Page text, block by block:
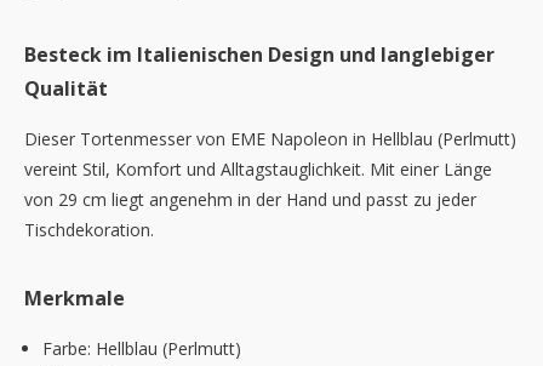
Besteck im Italienischen Design und langlebiger
Qualität
Dieser Tortenmesser von EME Napoleon in Hellblau (Perlmutt)
vereint Stil, Komfort und Alltagstauglichkeit. Mit einer Länge
von 29 cm liegt angenehm in der Hand und passt zu jeder
Tischdekoration.
Merkmale
Farbe: Hellblau (Perlmutt)